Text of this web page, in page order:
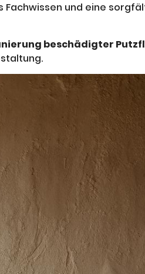
und eine
beschädigter